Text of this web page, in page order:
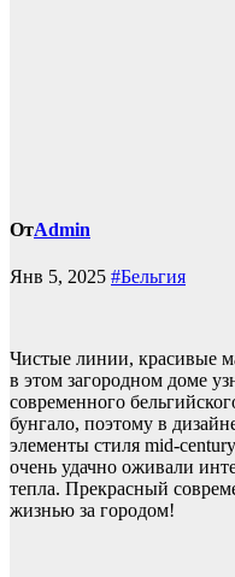
ОтAdmin
Янв 5, 2025 #Бельгия
Чистые линии, красивые
в этом загородном доме
современного
бунгало, поэтому в
элементы стиля mid-
очень удачно оживали
тепла. Прекрасный
жизнью за городом!